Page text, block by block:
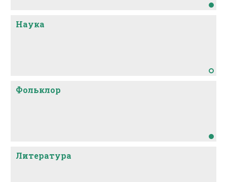
Наука
Фольклор
Литература